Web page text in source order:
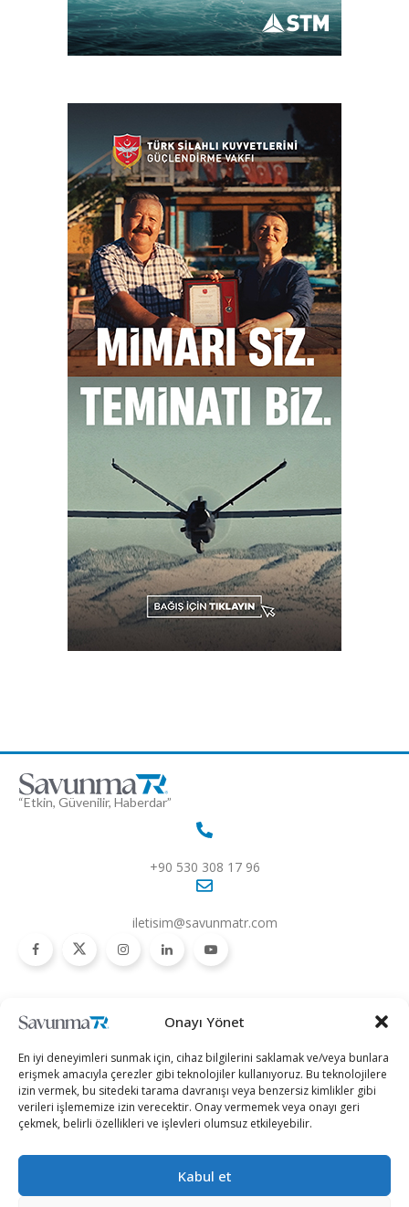
Onayı Yönet
En iyi deneyimleri sunmak için, cihaz bilgilerini saklamak ve/veya bunlara
erişmek amacıyla çerezler gibi teknolojiler kullanıyoruz. Bu teknolojilere
izin vermek, bu sitedeki tarama davranışı veya benzersiz kimlikler gibi
verileri işlememize izin verecektir. Onay vermemek veya onayı geri
çekmek, belirli özellikleri ve işlevleri olumsuz etkileyebilir.
Kabul et
“Etkin, Güvenilir, Haberdar”
+90 530 308 17 96
iletisim@savunmatr.com
Savunma Sanayii
Hava Platformları
Kara Platformları
Deniz Platformları
İnsansız Sistemler
Kategoriler
Siber Güvenlik
Teknoloji
Röportajlar
Politika
Dosya Haber
SavunmaTR
Hakkımızda
Kariyer
Gizlilik Politikası
Künye